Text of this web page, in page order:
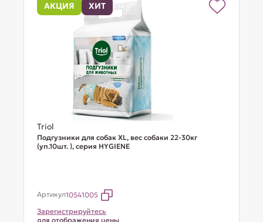
АКЦИЯ ХИТ
Triol
Подгузники для собак XL, вес собаки 22-30кг
(уп.10шт. ), серия HYGIENE
Артикул10541005
Зарегистрируйтесь
для отображения цены